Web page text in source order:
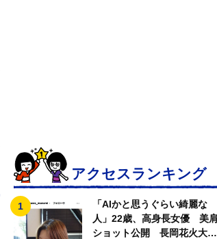
アクセスランキング
「AIかと思うぐらい綺麗な
人」22歳、高身長女優 美肩
ショット公開 長岡花火大会